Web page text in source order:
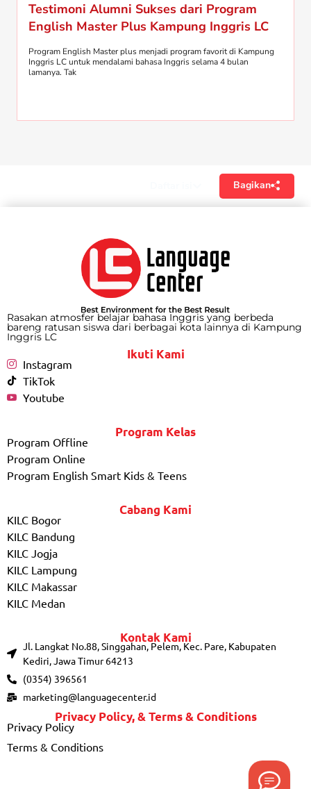
Testimoni Alumni Sukses dari Program
English Master Plus Kampung Inggris LC
Program English Master plus menjadi program favorit di Kampung
Inggris LC untuk mendalami bahasa Inggris selama 4 bulan
lamanya. Tak
Bagikan
Rasakan atmosfer belajar bahasa Inggris yang berbeda
bareng ratusan siswa dari berbagai kota lainnya di Kampung
Inggris LC
Ikuti Kami
Instagram
TikTok
Youtube
Program Kelas
Program Offline
Program Online
Program English Smart Kids & Teens
Cabang Kami
KILC Bogor
KILC Bandung
KILC Jogja
KILC Lampung
KILC Makassar
KILC Medan
Kontak Kami
Jl. Langkat No.88, Singgahan, Pelem, Kec. Pare, Kabupaten
Kediri, Jawa Timur 64213
(0354) 396561
marketing@languagecenter.id
Privacy Policy, & Terms & Conditions
Privacy Policy
Terms & Conditions